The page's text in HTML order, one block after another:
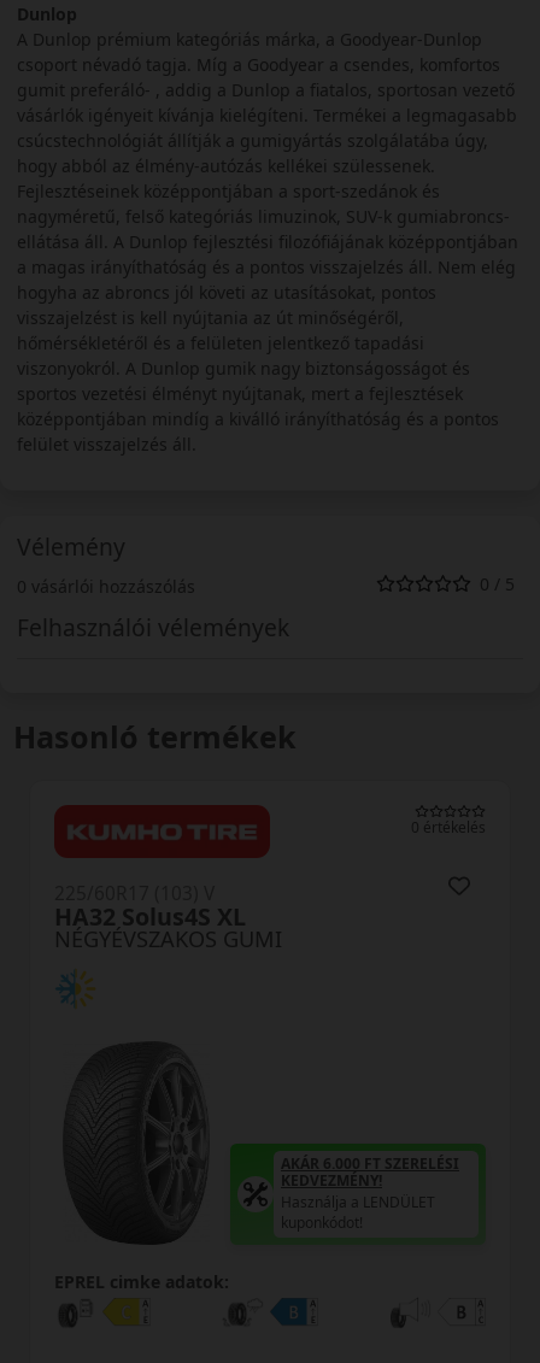
Dunlop
A Dunlop prémium kategóriás márka, a Goodyear-Dunlop
csoport névadó tagja. Míg a Goodyear a csendes, komfortos
gumit preferáló- , addig a Dunlop a fiatalos, sportosan vezető
vásárlók igényeit kívánja kielégíteni. Termékei a legmagasabb
csúcstechnológiát állítják a gumigyártás szolgálatába úgy,
hogy abból az élmény-autózás kellékei szülessenek.
Fejlesztéseinek középpontjában a sport-szedánok és
nagyméretű, felső kategóriás limuzinok, SUV-k gumiabroncs-
ellátása áll. A Dunlop fejlesztési filozófiájának középpontjában
a magas irányíthatóság és a pontos visszajelzés áll. Nem elég
hogyha az abroncs jól követi az utasításokat, pontos
visszajelzést is kell nyújtania az út minőségéről,
hőmérsékletéről és a felületen jelentkező tapadási
viszonyokról. A Dunlop gumik nagy biztonságosságot és
sportos vezetési élményt nyújtanak, mert a fejlesztések
középpontjában mindíg a kiválló irányíthatóság és a pontos
felület visszajelzés áll.
Vélemény
0 vásárlói hozzászólás 0 / 5
Felhasználói vélemények
Hasonló termékek
0 értékelés
NÉGYÉVSZAKOS GUMI
HA32 Solus4S XL
AKÁR 6.000 FT SZERELÉSI
KEDVEZMÉNY!
Használja a LENDÜLET
kuponkódot!
EPREL cimke adatok: